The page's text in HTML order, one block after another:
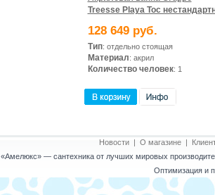
Treesse Playa Toc
128 649 руб.
Тип: отдельно стоящая
Материал: акрил
Количество человек: 1
Новости| О магазине|
«Амелюкс»— сантехника от лучших мировых
Оптимизация и